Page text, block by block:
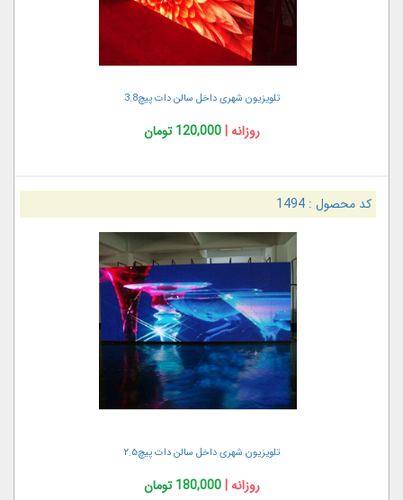
تلویزیون شهری داخل سالن دات پیچ3.8
روزانه |120,000 تومان
کد محصول :1494
تلویزیون شهری داخل سالن دات پیچ۲.۵
روزانه |180,000 تومان